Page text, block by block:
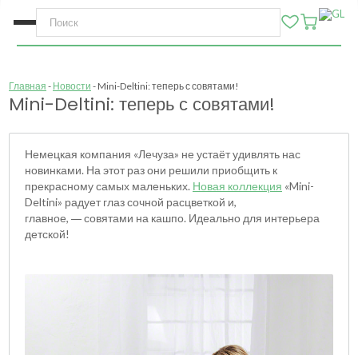
Главная Новости Mini-Deltini: теперь с совятами!
Mini-Deltini: теперь с совятами!
Немецкая компания «Лечуза» не устаёт удивлять нас
новинками. На этот раз они решили приобщить к
прекрасному самых маленьких. Новая коллекция «Mini-
Deltini» радует глаз сочной расцветкой и,
главное, — совятами на кашпо. Идеально для интерьера
детской!